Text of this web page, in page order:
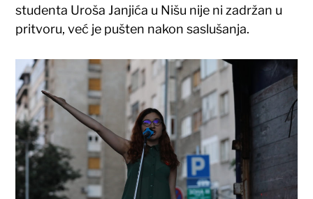
studenta Uroša Janjića u Nišu nije ni zadržan u
pritvoru, već je pušten nakon saslušanja.